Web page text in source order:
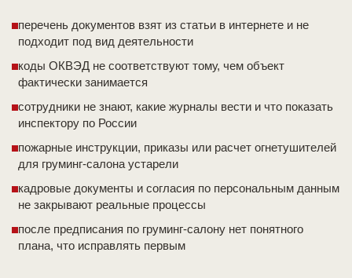
перечень документов взят из статьи в интернете и не
подходит под вид деятельности
коды ОКВЭД не соответствуют тому, чем объект
фактически занимается
сотрудники не знают, какие журналы вести и что показать
инспектору по России
пожарные инструкции, приказы или расчет огнетушителей
для груминг-салона устарели
кадровые документы и согласия по персональным данным
не закрывают реальные процессы
после предписания по груминг-салону нет понятного
плана, что исправлять первым